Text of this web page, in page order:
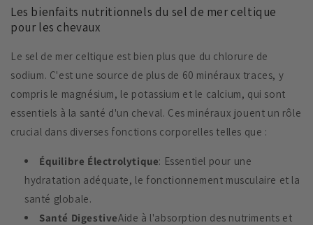
Les bienfaits nutritionnels du sel de mer celtique
pour les chevaux
Le sel de mer celtique est bien plus que du chlorure de
sodium. C'est une source de plus de 60 minéraux traces, y
compris le magnésium, le potassium et le calcium, qui sont
essentiels à la santé d'un cheval. Ces minéraux jouent un rôle
crucial dans diverses fonctions corporelles telles que :
Équilibre Électrolytique: Essentiel pour une
hydratation adéquate, le fonctionnement musculaire et la
santé globale.
Santé DigestiveAide à l'absorption des nutriments et